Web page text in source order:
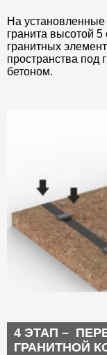
На
гранита высотой 5
гранитных
пространства под
бетоном.
4 ЭТАП –
ГРАНИТНОЙ